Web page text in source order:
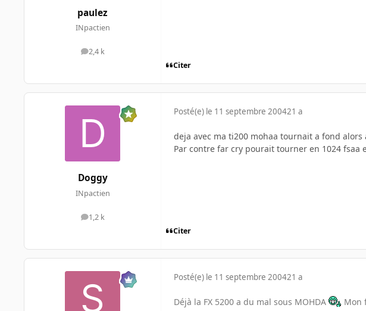
paulez
INpactien
2,4 k
messages
Citer
Doggy
INpactien
1,2 k
messages
Posté(e) le 11 septembre 200421 a
deja avec ma ti200 mohaa tournait a fond alors
Par contre far cry pourait tourner en 1024 fsaa
Citer
Posté(e) le 11 septembre 200421 a
Déjà la FX 5200 a du mal sous MOHDA
Mon